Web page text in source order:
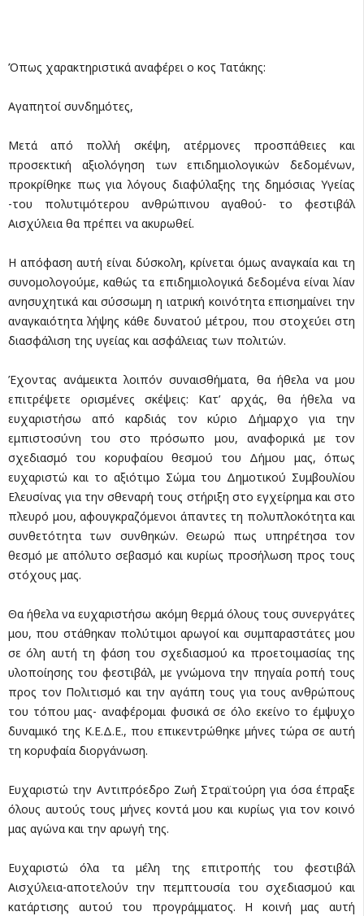
Όπως χαρακτηριστικά αναφέρει ο κος Τατάκης:
Aγαπητοί συνδημότες,
Μετά από πολλή σκέψη, ατέρμονες προσπάθειες και
προσεκτική αξιολόγηση των επιδημιολογικών δεδομένων,
προκρίθηκε πως για λόγους διαφύλαξης της δημόσιας Υγείας
-του πολυτιμότερου ανθρώπινου αγαθού- το φεστιβάλ
Αισχύλεια θα πρέπει να ακυρωθεί.
Η απόφαση αυτή είναι δύσκολη, κρίνεται όμως αναγκαία και τη
συνομολογούμε, καθώς τα επιδημιολογικά δεδομένα είναι λίαν
ανησυχητικά και σύσσωμη η ιατρική κοινότητα επισημαίνει την
αναγκαιότητα λήψης κάθε δυνατού μέτρου, που στοχεύει στη
διασφάλιση της υγείας και ασφάλειας των πολιτών.
Έχοντας ανάμεικτα λοιπόν συναισθήματα, θα ήθελα να μου
επιτρέψετε ορισμένες σκέψεις: Κατ’ αρχάς, θα ήθελα να
ευχαριστήσω από καρδιάς τον κύριο Δήμαρχο για την
εμπιστοσύνη του στο πρόσωπο μου, αναφορικά με τον
σχεδιασμό του κορυφαίου θεσμού του Δήμου μας, όπως
ευχαριστώ και το αξιότιμο Σώμα του Δημοτικού Συμβουλίου
Ελευσίνας για την σθεναρή τους στήριξη στο εγχείρημα και στο
πλευρό μου, αφουγκραζόμενοι άπαντες τη πολυπλοκότητα και
συνθετότητα των συνθηκών. Θεωρώ πως υπηρέτησα τον
θεσμό με απόλυτο σεβασμό και κυρίως προσήλωση προς τους
στόχους μας.
Θα ήθελα να ευχαριστήσω ακόμη θερμά όλους τους συνεργάτες
μου, που στάθηκαν πολύτιμοι αρωγοί και συμπαραστάτες μου
σε όλη αυτή τη φάση του σχεδιασμού κα προετοιμασίας της
υλοποίησης του φεστιβάλ, με γνώμονα την πηγαία ροπή τους
προς τον Πολιτισμό και την αγάπη τους για τους ανθρώπους
του τόπου μας- αναφέρομαι φυσικά σε όλο εκείνο το έμψυχο
δυναμικό της Κ.Ε.Δ.Ε., που επικεντρώθηκε μήνες τώρα σε αυτή
τη κορυφαία διοργάνωση.
Ευχαριστώ την Αντιπρόεδρο Ζωή Στραϊτούρη για όσα έπραξε
όλους αυτούς τους μήνες κοντά μου και κυρίως για τον κοινό
μας αγώνα και την αρωγή της.
Ευχαριστώ όλα τα μέλη της επιτροπής του φεστιβάλ
Αισχύλεια-αποτελούν την πεμπτουσία του σχεδιασμού και
κατάρτισης αυτού του προγράμματος. Η κοινή μας αυτή